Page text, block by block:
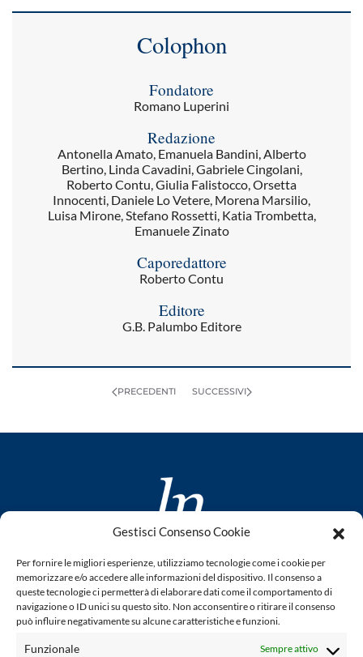
Gestisci Consenso Cookie
Per fornire le migliori esperienze, utilizziamo tecnologie come i cookie per
memorizzare e/o accedere alle informazioni del dispositivo. Il consenso a
queste tecnologie ci permetterà di elaborare dati come il comportamento di
navigazione o ID unici su questo sito. Non acconsentire o ritirare il consenso
può influire negativamente su alcune caratteristiche e funzioni.
Funzionale Sempre attivo
Colophon
Fondatore
Romano Luperini
Redazione
Antonella Amato, Emanuela Bandini, Alberto
Bertino, Linda Cavadini, Gabriele Cingolani,
Roberto Contu, Giulia Falistocco, Orsetta
Innocenti, Daniele Lo Vetere, Morena Marsilio,
Luisa Mirone, Stefano Rossetti, Katia Trombetta,
Emanuele Zinato
Caporedattore
Roberto Contu
Editore
G.B. Palumbo Editore
PRECEDENTI SUCCESSIVI
www.laletteraturaenoi.it
fondato da Romano Luperini
Questo blog non rappresenta una testata giornalistica in
quanto viene aggiornato senza alcuna periodicità. Non può
legge n° 62 del 7.03.2001. L'autore non è responsabile per